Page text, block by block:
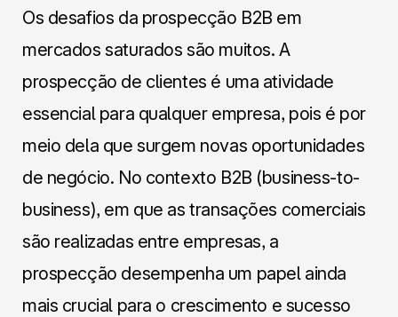
Os desafios da prospecção B2B em
mercados saturados são muitos. A
prospecção de clientes é uma atividade
essencial para qualquer empresa, pois é por
meio dela que surgem novas oportunidades
de negócio. No contexto B2B (business-to-
business), em que as transações comerciais
são realizadas entre empresas, a
prospecção desempenha um papel ainda
mais crucial para o crescimento e sucesso